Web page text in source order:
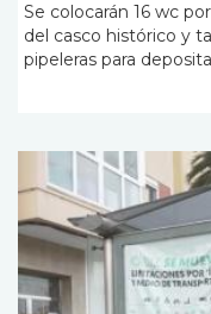
Se colocarán 16 wc
del casco histórico y
pipeleras para